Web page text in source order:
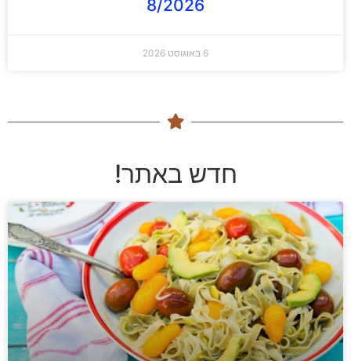
8/2026
6 באוגוסט 2026
חדש באתר!